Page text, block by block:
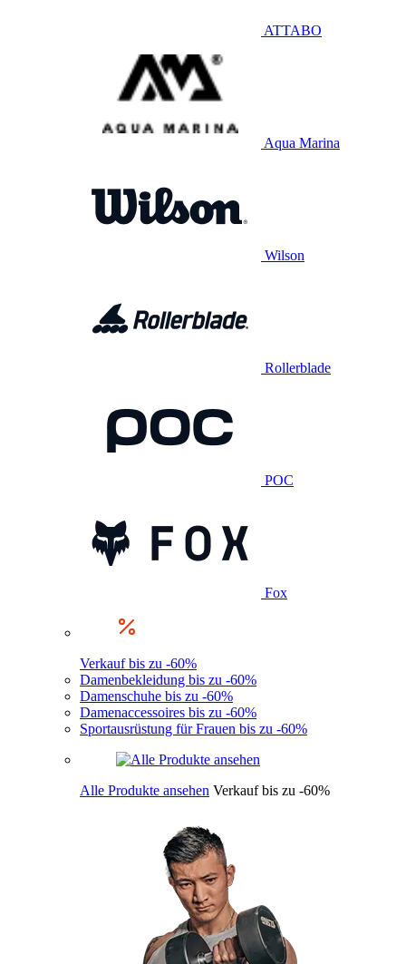
ATTABO
Aqua Marina
Wilson
Rollerblade
POC
Fox
Verkauf bis zu -60%
Damenbekleidung bis zu -60%
Damenschuhe bis zu -60%
Damenaccessoires bis zu -60%
Sportausrüstung für Frauen bis zu -60%
Alle Produkte ansehen Verkauf bis zu -60%